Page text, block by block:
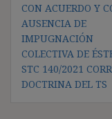
CON ACUERDO Y
AUSENCIA DE
IMPUGNACIÓN
COLECTIVA DE
STC 140/2021
DOCTRINA DEL TS